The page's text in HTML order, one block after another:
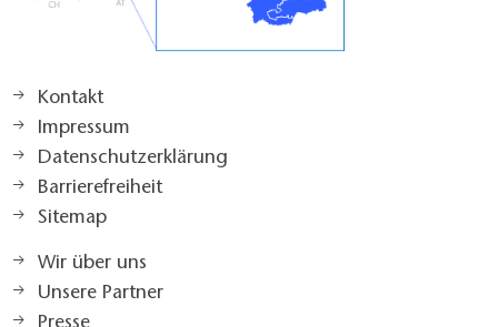
Kontakt
Impressum
Datenschutzerklärung
Barrierefreiheit
Sitemap
Wir über uns
Unsere Partner